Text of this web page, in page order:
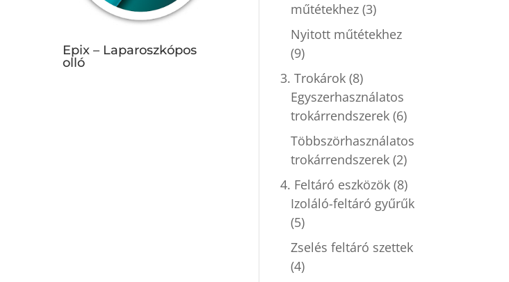
Epix – Laparoszkópos
olló
műtétekhez (3)
Nyitott műtétekhez
(9)
3. Trokárok (8)
Egyszerhasználatos
trokárrendszerek (6)
Többszörhasználatos
trokárrendszerek (2)
4. Feltáró eszközök (8)
Izoláló-feltáró gyűrűk
(5)
Zselés feltáró szettek
(4)